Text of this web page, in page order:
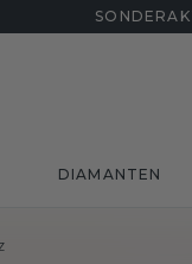
DIAMANTEN